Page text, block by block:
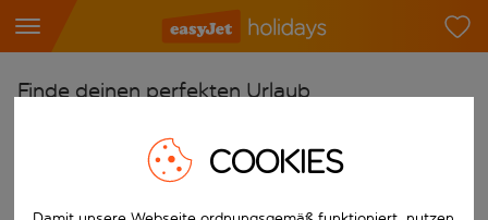
Finde deinen perfekten Urlaub
Flughafen wählen COOKIES